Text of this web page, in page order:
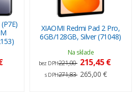
XIAOMI Redmi Pad 2 Pro,
6GB/128GB, Silver (71048)
Na sklade
bez DPH221,00 215,45 €
s DPH271,83 265,00 €